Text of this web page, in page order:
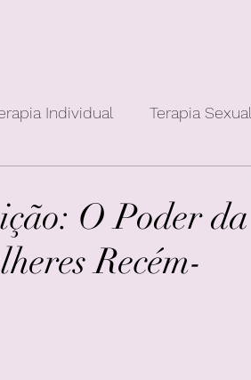
Individual Terapia Sexual
O Poder da
Recém-